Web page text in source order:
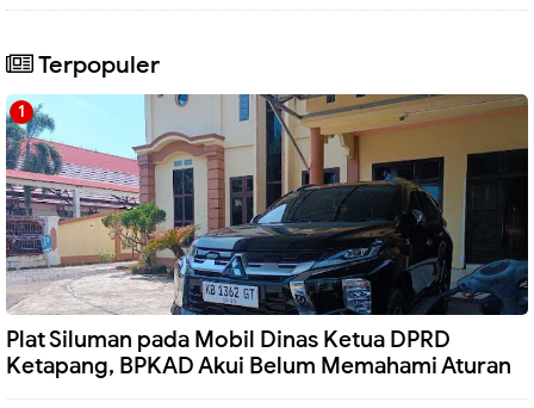
Terpopuler
Plat Siluman pada Mobil Dinas Ketua DPRD
Ketapang, BPKAD Akui Belum Memahami Aturan